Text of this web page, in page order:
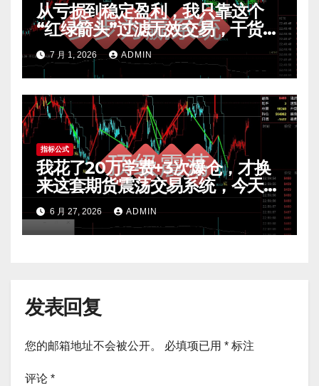
从亏损到稳定盈利，我只靠这个
“红绿箭头”过滤无效交易，干货全
公开 mt4指标
7 月 1, 2026 ADMIN
指标公式
我花了20万学费+3次爆仓，才换
来这套期货震荡交易系统，今天免
费公开核心逻辑
6 月 27, 2026 ADMIN
发表回复
您的邮箱地址不会被公开。 必填项已用 * 标注
评论 *